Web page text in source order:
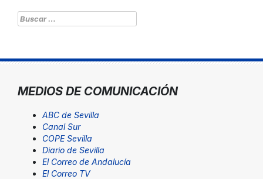
Buscar:
MEDIOS DE COMUNICACIÓN
ABC de Sevilla
Canal Sur
COPE Sevilla
Diario de Sevilla
El Correo de Andalucía
El Correo TV